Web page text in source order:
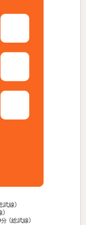
武線）
分 （総武線）